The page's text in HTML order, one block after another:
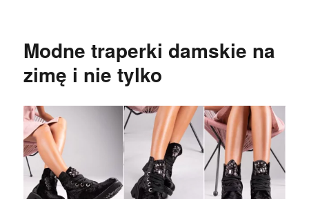
Modne traperki damskie na
zimę i nie tylko